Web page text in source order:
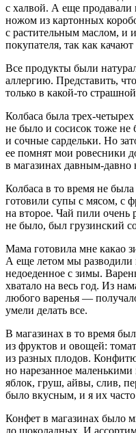
с халвой. А еще продавали
ножом из картонных
с растительным маслом, и
покупателя, так как
Все продукты были
аллергию. Представить,
только в какой-то
Колбаса была трех-
не было и сосисок тоже
и сочные сардельки. Но
ее помнят мои ровесники
в магазинах давным-давно
Колбаса в то время не
готовили супы с мясом, с
на второе. Чай пили очень
не было, был грузинский
Мама готовила мне какао
А еще летом мы разводили
недоеденное с зимы.
хватало на весь год. Из
любого варенья —
умели делать все.
В магазинах в то время
из фруктов и овощей:
из разных плодов.
но нарезанное
яблок, груш, айвы, слив,
было вкусным, и я их
Конфет в магазинах было